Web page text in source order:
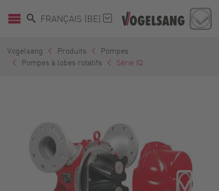
FRANÇAIS (BE)
Vogelsang Produits
Pompes
Pompes à lobes rotatifs
Série IQ